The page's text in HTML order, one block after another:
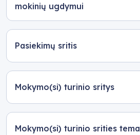
mokinių ugdymui
Pasiekimų sritis
Mokymo(si) turinio sritys
Mokymo(si) turinio srities tema